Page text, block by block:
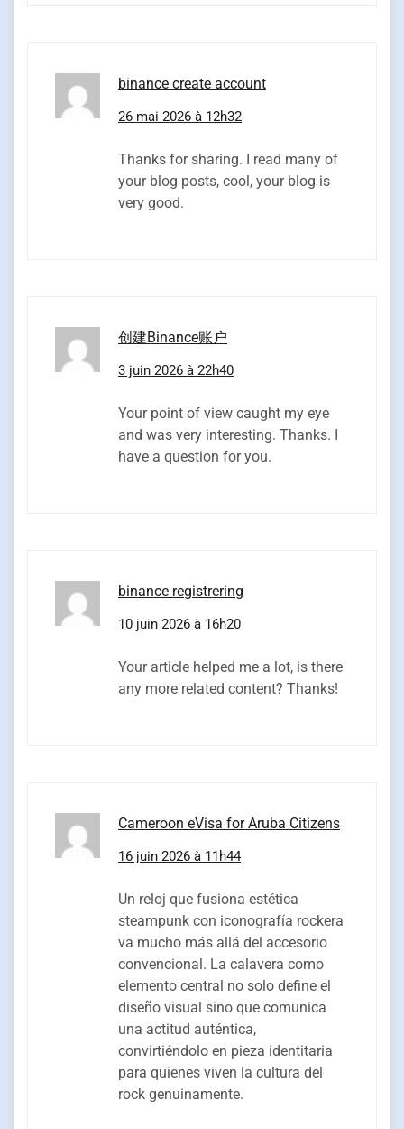
binance create account
26 mai 2026 à 12h32
Thanks for sharing. I read many of
your blog posts, cool, your blog is
very good.
创建Binance账户
3 juin 2026 à 22h40
Your point of view caught my eye
and was very interesting. Thanks. I
have a question for you.
binance registrering
10 juin 2026 à 16h20
Your article helped me a lot, is there
any more related content? Thanks!
Cameroon eVisa for Aruba Citizens
16 juin 2026 à 11h44
Un reloj que fusiona estética
steampunk con iconografía rockera
va mucho más allá del accesorio
convencional. La calavera como
elemento central no solo define el
diseño visual sino que comunica
una actitud auténtica,
convirtiéndolo en pieza identitaria
para quienes viven la cultura del
rock genuinamente.